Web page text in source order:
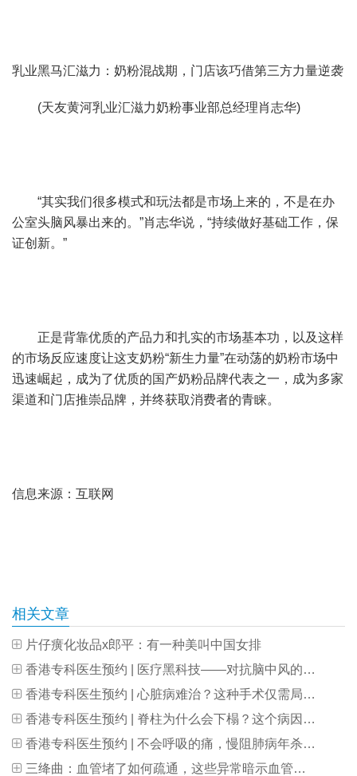
乳业黑马汇滋力：奶粉混战期，门店该巧借第三方力量逆袭
(天友黄河乳业汇滋力奶粉事业部总经理肖志华)
“其实我们很多模式和玩法都是市场上来的，不是在办
公室头脑风暴出来的。”肖志华说，“持续做好基础工作，保
证创新。”
正是背靠优质的产品力和扎实的市场基本功，以及这样
的市场反应速度让这支奶粉“新生力量”在动荡的奶粉市场中
迅速崛起，成为了优质的国产奶粉品牌代表之一，成为多家
渠道和门店推崇品牌，并终获取消费者的青睐。
信息来源：互联网
相关文章
片仔癀化妆品x郎平：有一种美叫中国女排
香港专科医生预约 | 医疗黑科技——对抗脑中风的“秘密武器”
香港专科医生预约 | 心脏病难治？这种手术仅需局部麻醉，第二天就可出院
香港专科医生预约 | 脊柱为什么会下榻？这个病因极易被遗漏
香港专科医生预约 | 不会呼吸的痛，慢阻肺病年杀300万人
三绛曲：血管堵了如何疏通，这些异常暗示血管已堵，该注意哪些！